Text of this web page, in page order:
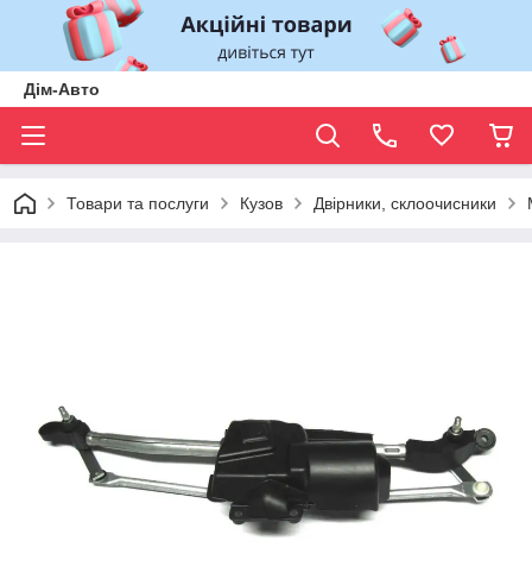
Дім-Авто
Товари та послуги Кузов Двірники, склоочисники